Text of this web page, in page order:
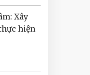
Xây
hiện